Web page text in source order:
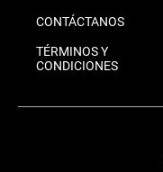
CONTÁCTANOS
TÉRMINOS Y
CONDICIONES